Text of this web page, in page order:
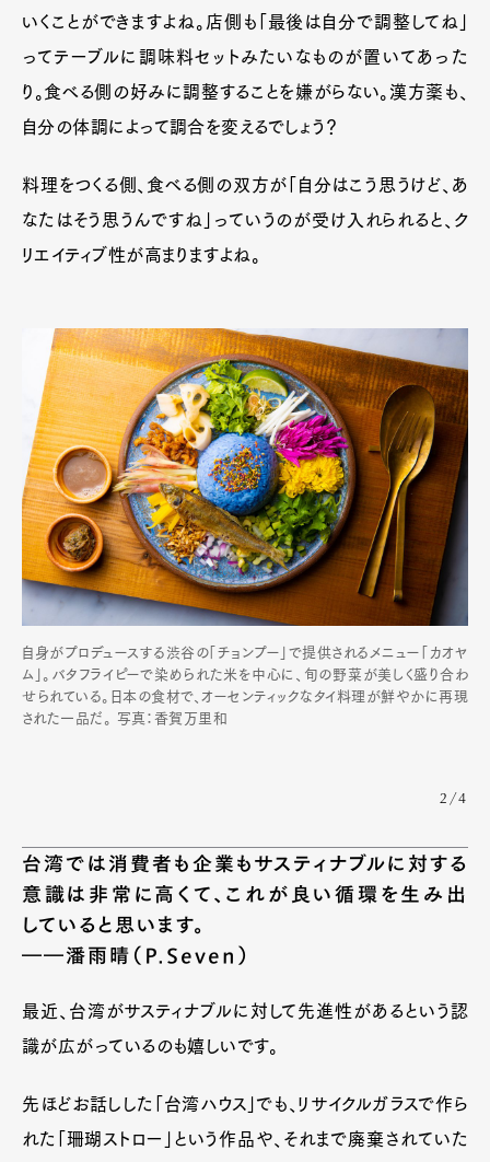
Art&DesignWatchFashion
Pen Membership
Magazine
Official Columnist
About
Contact
Pen Meet
Pen international Pen tw
いくことができますよね。店側も「最後は自分で調整してね」
ってテーブルに調味料セットみたいなものが置いてあった
り。食べる側の好みに調整することを嫌がらない。漢方薬も、
自分の体調によって調合を変えるでしょう？
料理をつくる側、食べる側の双方が「自分はこう思うけど、あ
なたはそう思うんですね」っていうのが受け入れられると、ク
リエイティブ性が高まりますよね。
自身がプロデュースする渋谷の「チョンプー」で提供されるメニュー「カオヤ
ム」。バタフライピーで染められた米を中心に、旬の野菜が美しく盛り合わ
せられている。日本の食材で、オーセンティックなタイ料理が鮮やかに再現
された一品だ。 写真：香賀万里和
2/4
台湾では消費者も企業もサスティナブルに対する
意識は非常に高くて、これが良い循環を生み出
していると思います。
――潘雨晴（P.Seven）
最近、台湾がサスティナブルに対して先進性があるという認
識が広がっているのも嬉しいです。
先ほどお話しした「台湾ハウス」でも、リサイクルガラスで作ら
れた「珊瑚ストロー」という作品や、それまで廃棄されていた